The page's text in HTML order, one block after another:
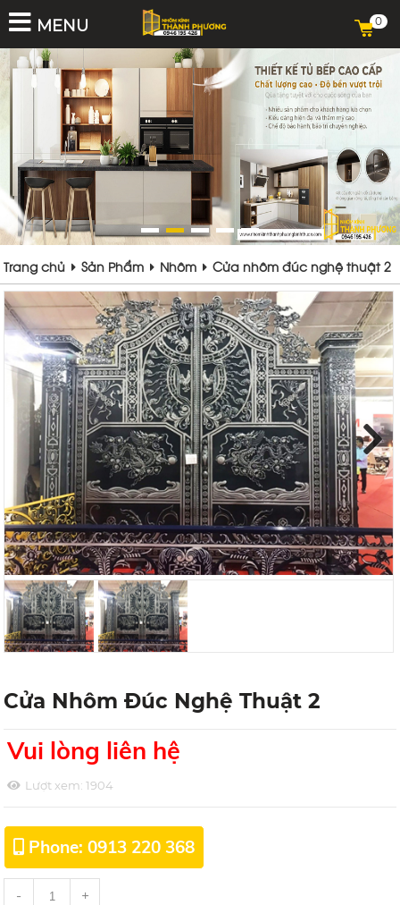
MENU 0
Trang chủ Sản Phẩm Nhôm Cửa nhôm đúc nghệ thuật 2
Next
Cửa Nhôm Đúc Nghệ Thuật 2
Vui lòng liên hệ
Lượt xem:1904
Phone: 0913 220 368
- +